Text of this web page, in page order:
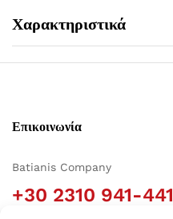
Χαρακτηριστικά
Επικοινωνία
Batianis Company
+30 2310 941-441